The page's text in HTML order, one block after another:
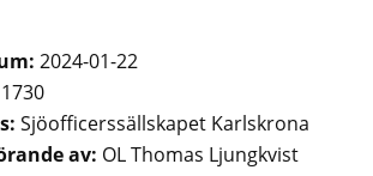
2024-01-22
1730
Sjöofficerssällskapet Karlskrona
av: OL Thomas Ljungkvist